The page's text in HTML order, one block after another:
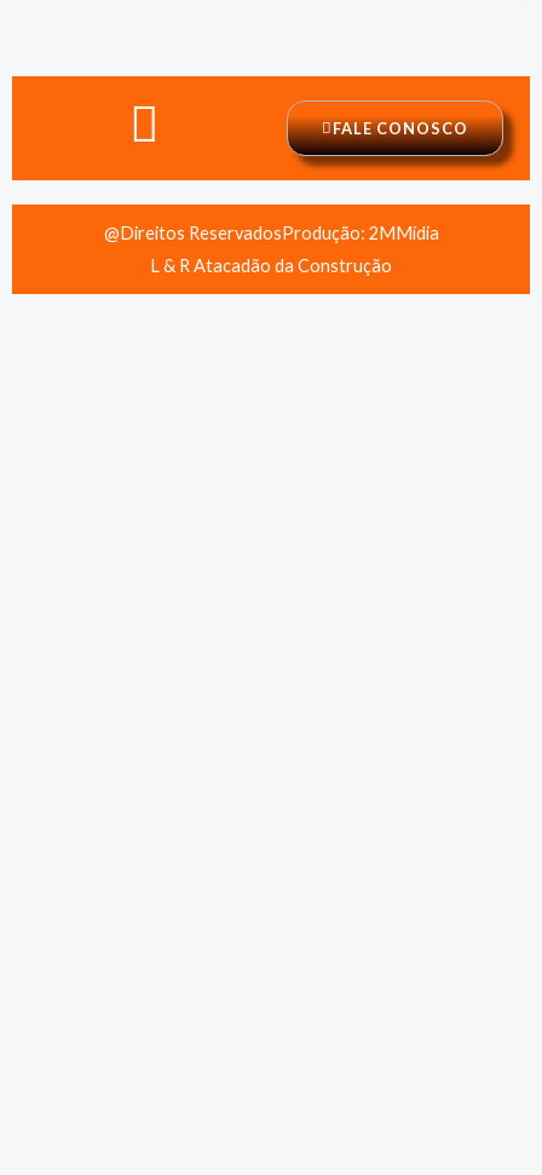
FALE CONOSCO
@Direitos ReservadosProdução: 2MMídia
L & R Atacadão da Construção